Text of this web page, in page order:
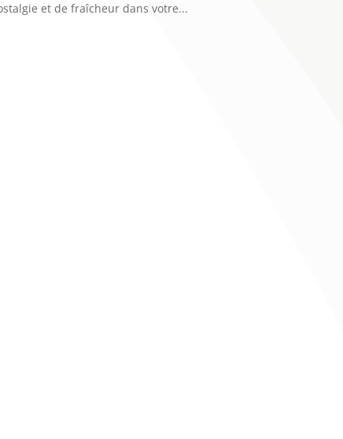
et de fraîcheur dans votre...